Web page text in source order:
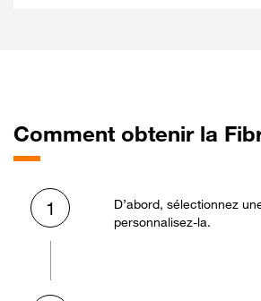
Comment obtenir la
1
D’abord, sélectionnez
personnalisez-la.